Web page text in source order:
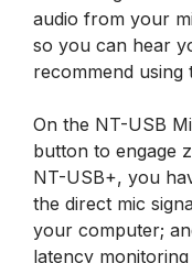
audio from your
so you can hear
recommend
On the NT-USB
button to engage
NT-USB+, you
the direct mic
your computer;
latency